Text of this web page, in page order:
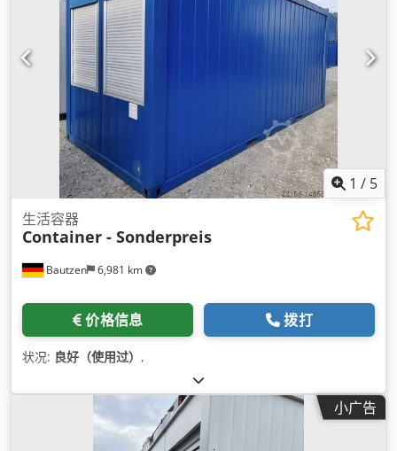
1 / 5
Bautzen 6,981 km
生活容器
Container - Sonderpreis
价格信息 拨打
状况: 良好（使用过） ,
小广告